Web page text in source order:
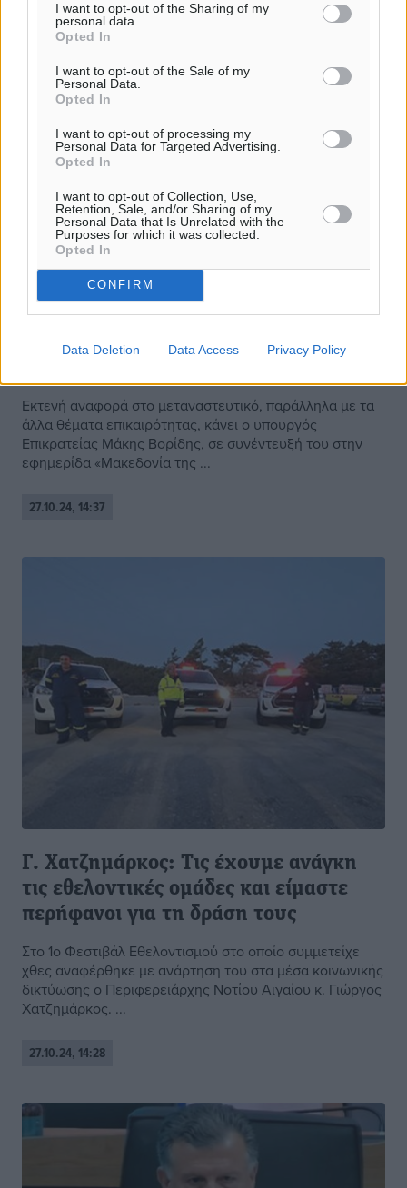
I want to opt-out of the Sharing of my
personal data.
Opted In
I want to opt-out of the Sale of my
Personal Data.
Opted In
I want to opt-out of processing my
Personal Data for Targeted Advertising.
Opted In
I want to opt-out of Collection, Use,
Retention, Sale, and/or Sharing of my
Personal Data that Is Unrelated with the
Purposes for which it was collected.
Opted In
CONFIRM
Data Deletion Data Access Privacy Policy
Βορίδης: Η ενότητα της ΝΔ συνεχίζει
Εκτενή αναφορά στο μεταναστευτικό, παράλληλα με τα
άλλα θέματα επικαιρότητας, κάνει ο υπουργός
Επικρατείας Μάκης Βορίδης, σε συνέντευξή του στην
εφημερίδα «Μακεδονία της ...
27.10.24, 14:37
Γ. Χατζημάρκος: Τις έχουμε ανάγκη
τις εθελοντικές ομάδες και είμαστε
περήφανοι για τη δράση τους
Στο 1ο Φεστιβάλ Εθελοντισμού στο οποίο συμμετείχε
χθες αναφέρθηκε με ανάρτηση του στα μέσα κοινωνικής
δικτύωσης ο Περιφερειάρχης Νοτίου Αιγαίου κ. Γιώργος
Χατζημάρκος. ...
27.10.24, 14:28